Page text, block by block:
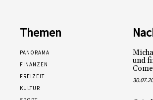
Themen
PANORAMA
FINANZEN
FREIZEIT
KULTUR
und